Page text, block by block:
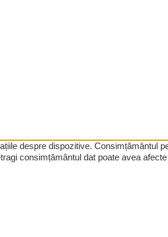
despre dispozitive. Consimțământul
consimțământul dat poate avea